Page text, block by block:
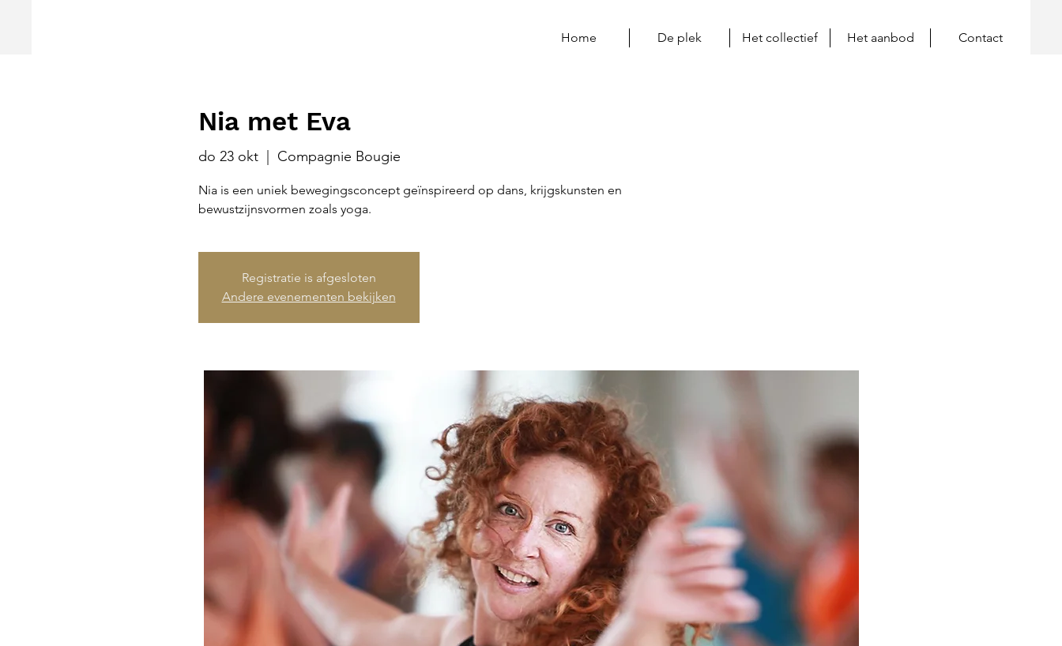
Home De plek Het collectief Het aanbod Contact
Nia met Eva
do 23 okt
  |
Compagnie Bougie
Nia is een uniek bewegingsconcept geïnspireerd op dans, krijgskunsten en
bewustzijnsvormen zoals yoga.
Registratie is afgesloten
Andere evenementen bekijken